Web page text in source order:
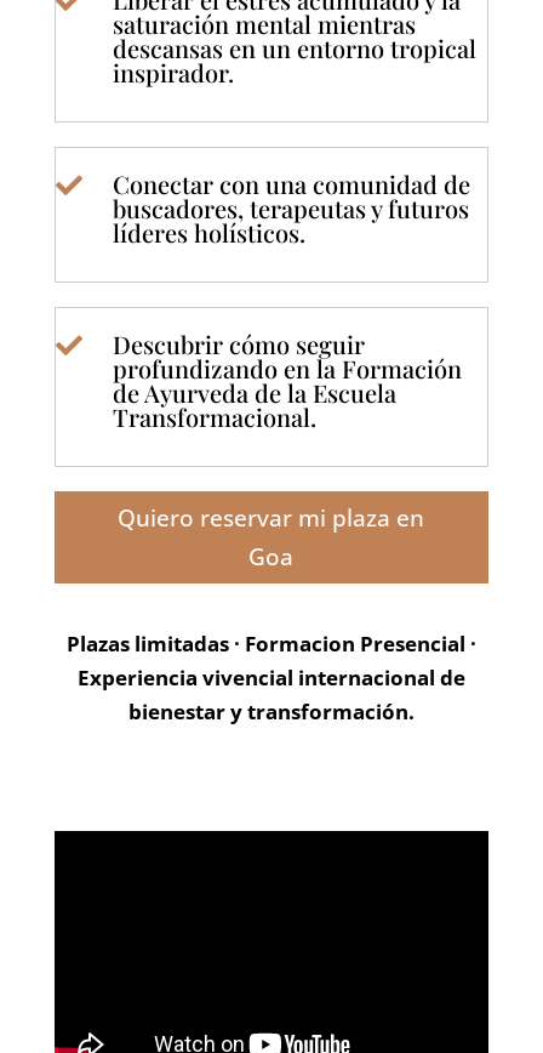
saturación mental mientras
descansas en un entorno tropical
inspirador.
 Conectar con una comunidad de
buscadores, terapeutas y futuros
líderes holísticos.
 Descubrir cómo seguir
profundizando en la Formación
de Ayurveda de la Escuela
Transformacional.
Quiero reservar mi plaza en
Goa
Plazas limitadas · Formacion Presencial ·
Experiencia vivencial internacional de
bienestar y transformación.